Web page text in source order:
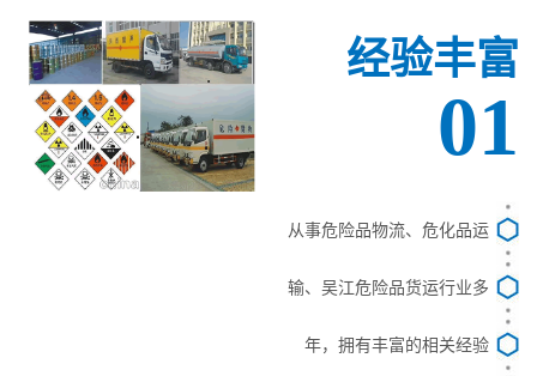
经验丰富
01
从事危险品物流、危化品运
输、吴江危险品货运行业多
年，拥有丰富的相关经验